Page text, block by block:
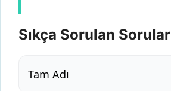
Sıkça Sorulan Sorular
Tam Adı